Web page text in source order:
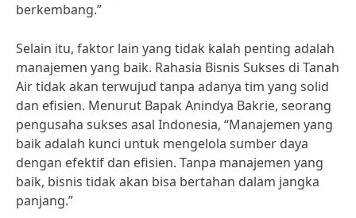
berkembang.”
Selain itu, faktor lain yang tidak kalah penting adalah
manajemen yang baik. Rahasia Bisnis Sukses di Tanah
Air tidak akan terwujud tanpa adanya tim yang solid
dan efisien. Menurut Bapak Anindya Bakrie, seorang
pengusaha sukses asal Indonesia, “Manajemen yang
baik adalah kunci untuk mengelola sumber daya
dengan efektif dan efisien. Tanpa manajemen yang
baik, bisnis tidak akan bisa bertahan dalam jangka
panjang.”